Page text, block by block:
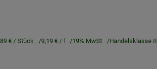
€/ Stück 9,19 € / l 19% MwSt Handelsklasse II